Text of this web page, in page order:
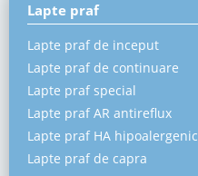
Lapte praf
Lapte praf de inceput
Lapte praf de continuare
Lapte praf special
Lapte praf AR antireflux
Lapte praf HA hipoalergenic
Lapte praf de capra